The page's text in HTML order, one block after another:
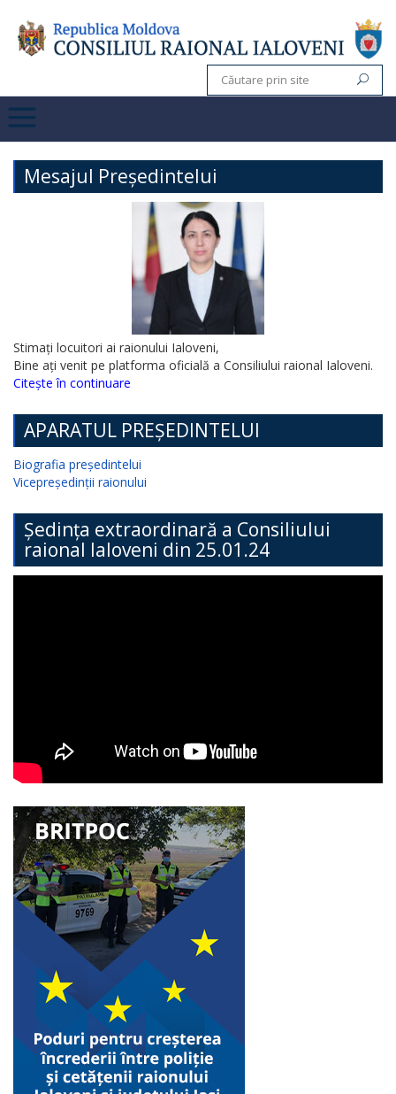
Mesajul Președintelui
Stimați locuitori ai raionului Ialoveni,
Bine ați venit pe platforma oficială a Consiliului raional Ialoveni.
Citește în continuare
APARATUL PREȘEDINTELUI
Biografia președintelui
Vicepreședinții raionului
Ședința extraordinară a Consiliului
raional Ialoveni din 25.01.24